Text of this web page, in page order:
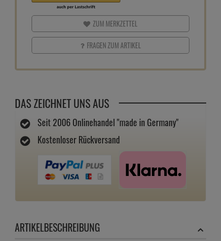
ZUM MERKZETTEL
FRAGEN ZUM ARTIKEL
DAS ZEICHNET UNS AUS
Seit 2006 Onlinehandel "made in Germany"
Kostenloser Rückversand
ARTIKELBESCHREIBUNG